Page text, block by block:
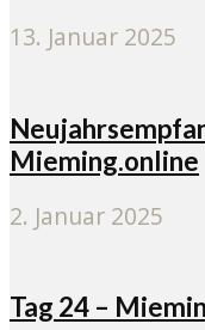
13. Januar 2025
Mieming.online
2. Januar 2025
Tag 24 –